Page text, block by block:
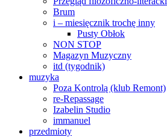
Brum
i – miesięcznik trochę inny
Pusty Obłok
NON STOP
Magazyn Muzyczny
itd (tygodnik)
muzyka
Poza Kontrolą (klub Remont)
re-Repassage
Izabelin Studio
immanuel
przedmioty